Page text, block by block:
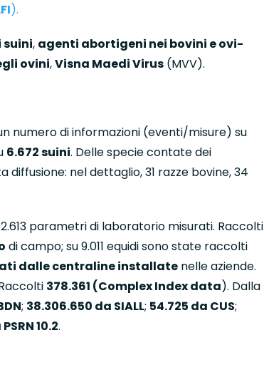
).
suini, agenti abortigeni nei bovini e ovi-
ovini,Visna Maedi Virus (MVV).
numero di informazioni (eventi/misure) su
6.672 suini. Delle specie contate dei
diffusione: nel dettaglio, 31 razze bovine, 34
parametri di laboratorio misurati. Raccolti
di campo; su 9.011 equidi sono state raccolti
dalle centraline installate nelle aziende.
378.361 (Complex Index data). Dalla
; 38.306.650 da SIALL; 54.725 da CUS;
10.2.